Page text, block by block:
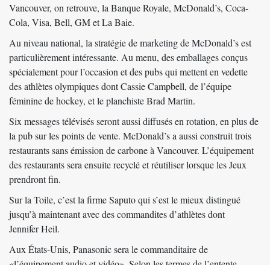
Vancouver, on retrouve, la Banque Royale, McDonald’s, Coca-
Cola, Visa, Bell, GM et La Baie.
Au niveau national, la stratégie de marketing de McDonald’s est
particulièrement intéressante. Au menu, des emballages conçus
spécialement pour l’occasion et des pubs qui mettent en vedette
des athlètes olympiques dont Cassie Campbell, de l’équipe
féminine de hockey, et le planchiste Brad Martin.
Six messages télévisés seront aussi diffusés en rotation, en plus de
la pub sur les points de vente. McDonald’s a aussi construit trois
restaurants sans émission de carbone à Vancouver. L’équipement
des restaurants sera ensuite recyclé et réutiliser lorsque les Jeux
prendront fin.
Sur la Toile, c’est la firme Saputo qui s’est le mieux distingué
jusqu’à maintenant avec des commandites d’athlètes dont
Jennifer Heil.
Aux États-Unis, Panasonic sera le commanditaire de